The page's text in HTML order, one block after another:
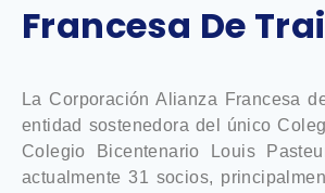
Francesa De
La Corporación Alianza Francesa
entidad sostenedora del único
Colegio Bicentenario Louis
actualmente 31 socios,